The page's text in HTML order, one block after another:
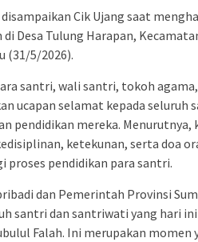
Cik Ujang saat
di Desa Tulung Harapan,
(31/5/2026).
santri, wali santri, tokoh
ucapan selamat kepada
pendidikan mereka.
ketekunan, serta doa
proses pendidikan para santri.
dan Pemerintah Provinsi
santri dan santriwati yang hari
Falah. Ini merupakan